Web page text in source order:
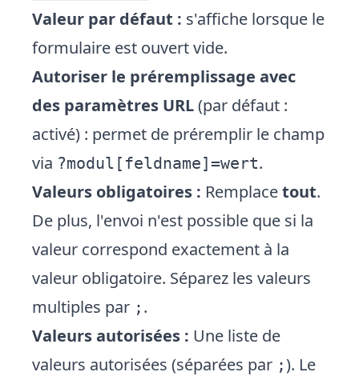
Valeur par défaut : s'affiche lorsque le
formulaire est ouvert vide.
Autoriser le préremplissage avec
des paramètres URL(par défaut :
activé) : permet de préremplir le champ
via ?modul[feldname]=wert.
Valeurs obligatoires : Remplacetout.
De plus, l'envoi n'est possible que si la
valeur correspond exactement à la
valeur obligatoire. Séparez les valeurs
multiples par ; .
Valeurs autorisées : Une liste de
valeurs autorisées (séparées par ;). Le